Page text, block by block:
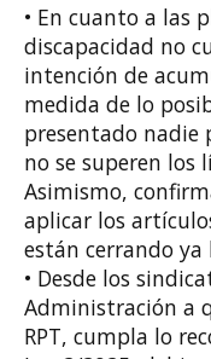
• En cuanto a las
discapacidad no
intención de
medida de lo
presentado nadie
no se superen los
Asimismo,
aplicar los
están cerrando ya
• Desde los
Administración a
RPT, cumpla lo